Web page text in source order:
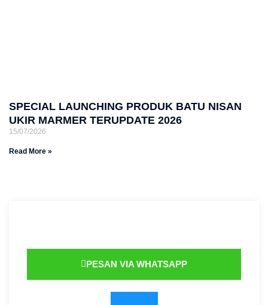
SPECIAL LAUNCHING PRODUK BATU NISAN
UKIR MARMER TERUPDATE 2026
15/07/2026
Read More »
PESAN VIA WHATSAPP